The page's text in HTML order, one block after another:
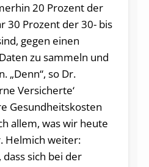
20 Prozent der
30 Prozent der 30- bis
gegen einen
zu sammeln und
„Denn“, so Dr.
Versicherte‘
Gesundheitskosten
allem, was wir heute
Helmich weiter:
dass sich bei der